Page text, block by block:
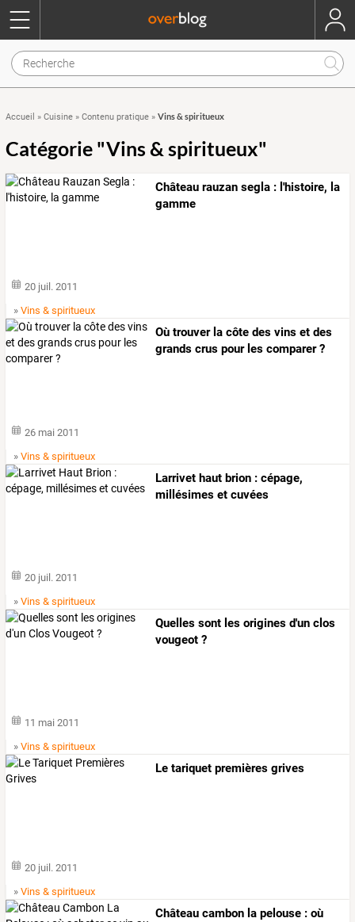
Accueil » Cuisine » Contenu pratique » Vins & spiritueux
Catégorie "Vins & spiritueux"
Château rauzan segla : l'histoire, la
gamme
20 juil. 2011
»Vins & spiritueux
Où trouver la côte des vins et des
grands crus pour les comparer ?
26 mai 2011
»Vins & spiritueux
Larrivet haut brion : cépage,
millésimes et cuvées
20 juil. 2011
»Vins & spiritueux
Quelles sont les origines d'un clos
vougeot ?
11 mai 2011
»Vins & spiritueux
Le tariquet premières grives
20 juil. 2011
»Vins & spiritueux
Château cambon la pelouse : où